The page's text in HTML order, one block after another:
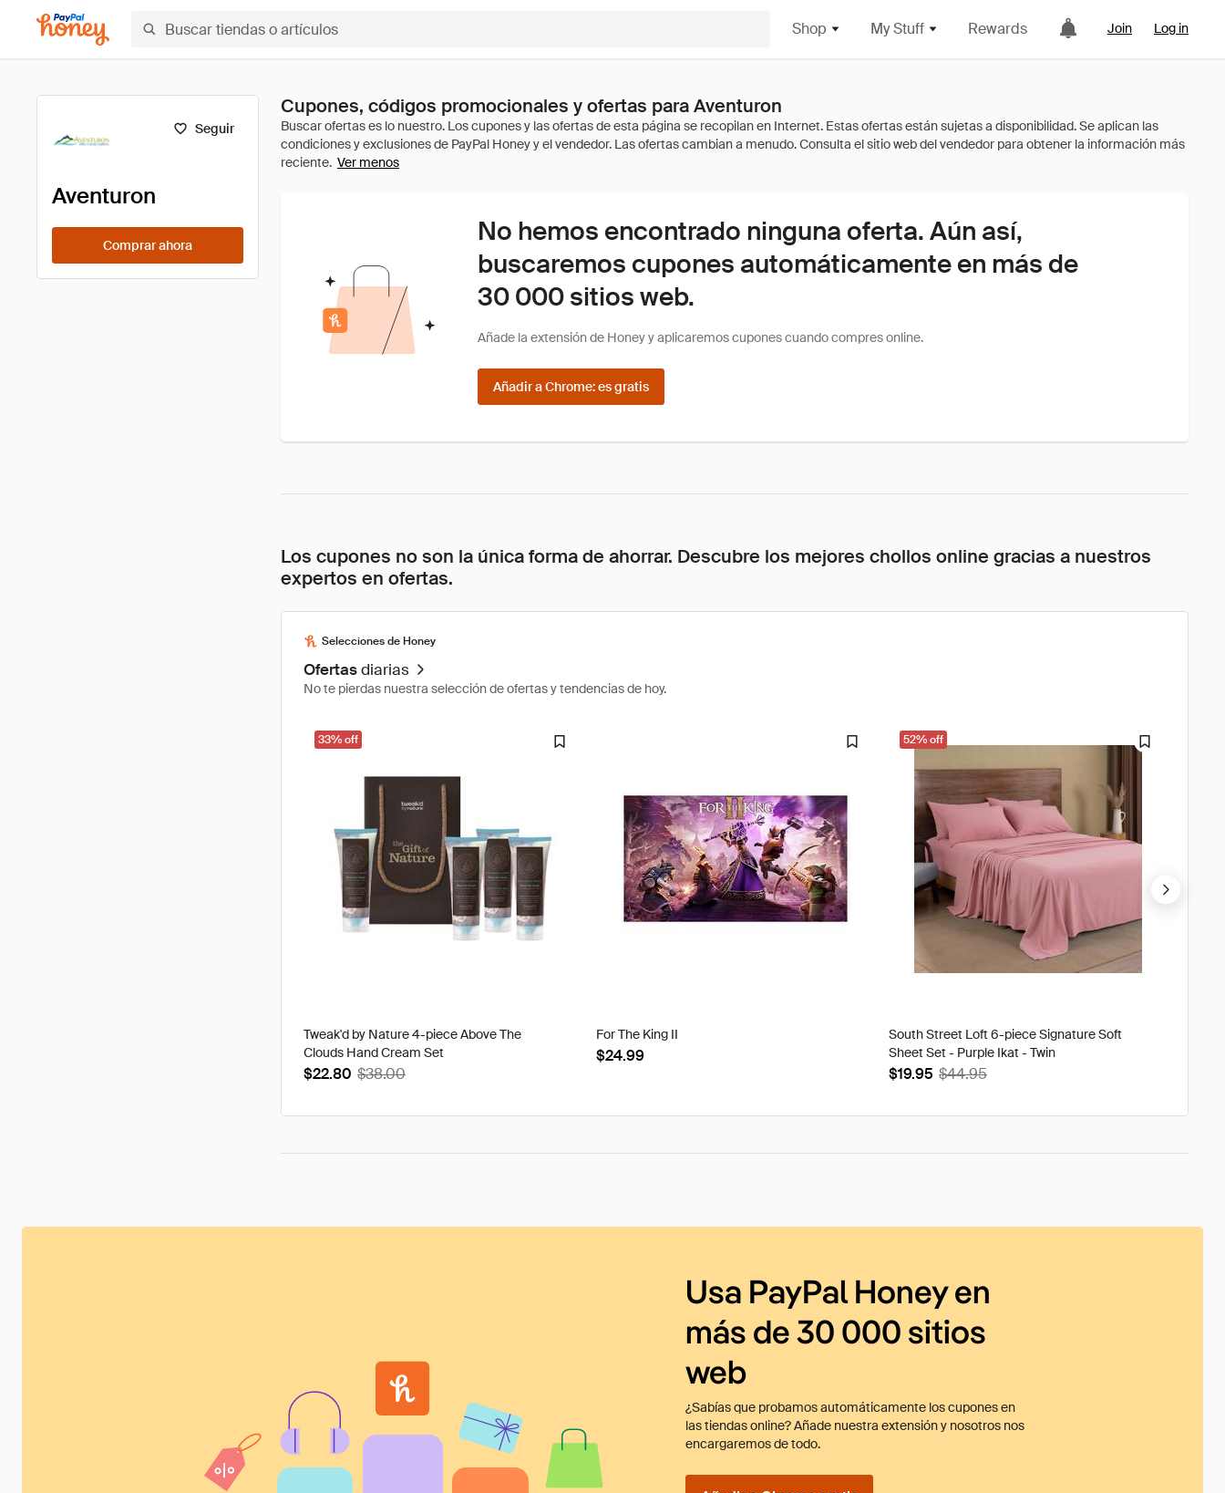
Shop My Stuff Rewards Join Log in
Seguir
Aventuron
Comprar ahora
Cupones, códigos promocionales y ofertas para Aventuron
Ver menos
No hemos encontrado ninguna oferta. Aún así,
buscaremos cupones automáticamente en más de
30 000 sitios web.
Añade la extensión de Honey y aplicaremos cupones cuando compres online.
Añadir a Chrome: es gratis
Los cupones no son la única forma de ahorrar. Descubre los mejores chollos online gracias a nuestros
expertos en ofertas.
Selecciones de Honey
Ofertasdiarias
No te pierdas nuestra selección de ofertas y tendencias de hoy.
33% off
Tweak'd by Nature 4-piece Above The
Clouds Hand Cream Set
$22.80 $38.00
For The King II
$24.99
52% off
South Street Loft 6-piece Signature Soft
Sheet Set - Purple Ikat - Twin
$19.95 $44.95
Usa PayPal Honey en
más de 30 000 sitios
web
¿Sabías que probamos automáticamente los cupones en
las tiendas online? Añade nuestra extensión y nosotros nos
encargaremos de todo.